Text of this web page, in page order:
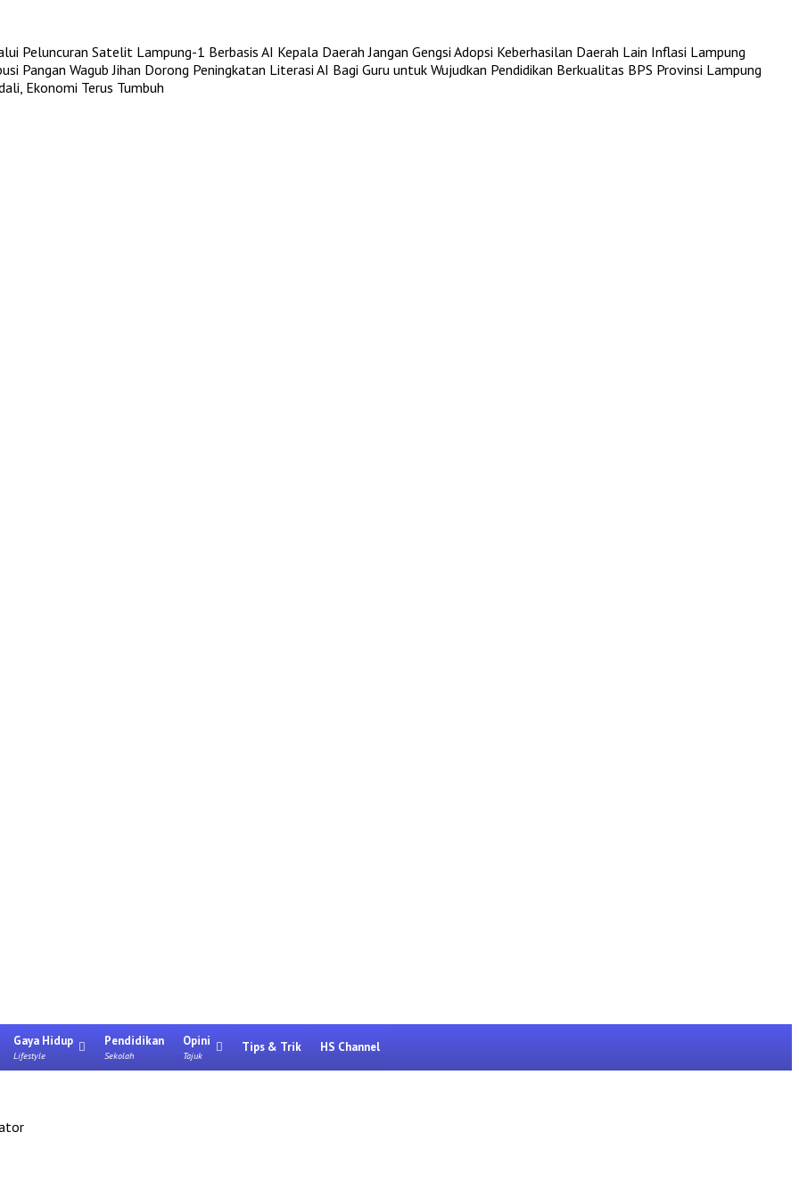
Peluncuran Satelit Lampung-1 Berbasis AI Kepala Daerah Jangan Gengsi Adopsi Keberhasilan Daerah Lain Inflasi Lampung
Pangan Wagub Jihan Dorong Peningkatan Literasi AI Bagi Guru untuk Wujudkan Pendidikan Berkualitas BPS Provinsi Lampung
Ekonomi Terus Tumbuh
Gaya Hidup
Lifestyle
Pendidikan
Sekolah
Opini
Tajuk
Tips & Trik HS Channel